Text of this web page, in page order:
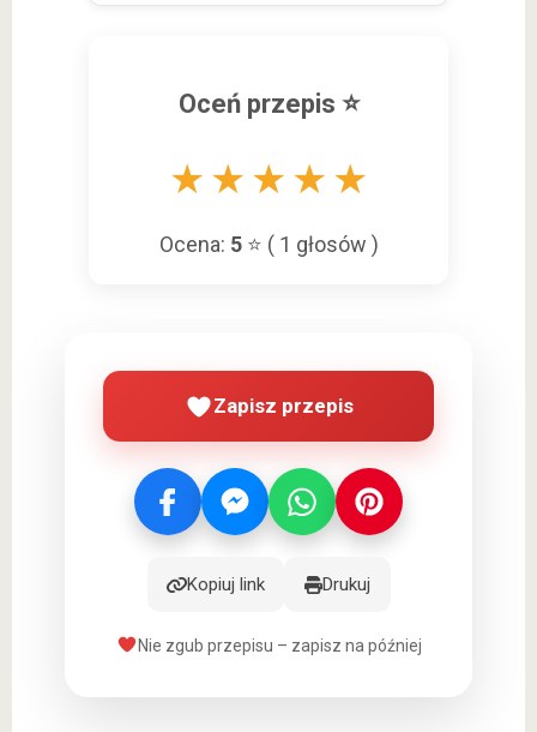
Oceń przepis ⭐
★ ★ ★ ★ ★
Ocena: 5⭐ ( 1 głosów )
Zapisz przepis
Kopiuj link Drukuj
Nie zgub przepisu – zapisz na później